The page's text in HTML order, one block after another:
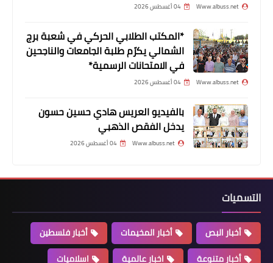
الأخبار التقنية
المنصات
Www.albuss.net 04 أغسطس 2026
*المكتب الطلابي الحركي في شعبة برج
الشمالي يكرّم طلبة الجامعات والناجحين
في الامتحانات الرسمية*
Www.albuss.net 04 أغسطس 2026
بالفيديو العريس هادي حسين حسون
يدخل الفقص الذهبي
Www.albuss.net 04 أغسطس 2026
التسميات
أخبار البص أخبار المخيمات
أخبار فلسطين
أخبار متنوعة
اخبار عالمية
اسلاميات